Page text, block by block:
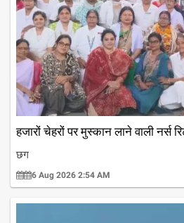
हजारों चेहरों पर मुस्कान लाने वाली नर्स
छग
6 Aug 2026 2:54 AM